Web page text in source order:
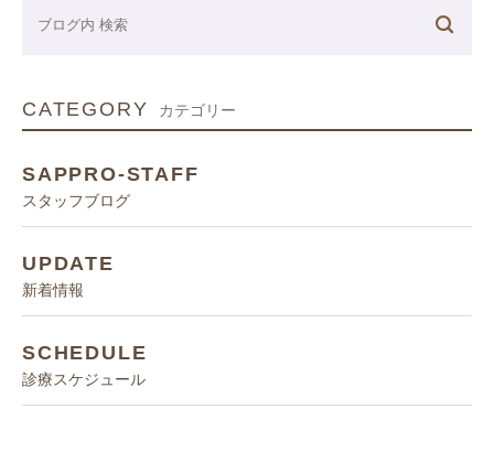
CATEGORY カテゴリー
SAPPRO-STAFF
スタッフブログ
UPDATE
新着情報
SCHEDULE
診療スケジュール